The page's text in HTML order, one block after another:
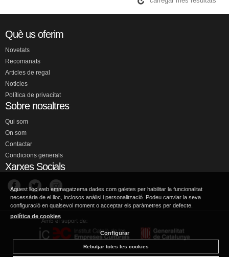
Què us oferim
Novetats
Recomanats
Articles de regal
Noticies
Política de privacitat
Sobre nosaltres
Qui som
On som
Contactar
Condicions generals
Xarxes Socials
Aquest lloc web emmagatzema dades com galetes per habilitar la funcionalitat
necessària de el lloc, inclosos anàlisi i personalització. Podeu canviar la seva
configuració en qualsevol moment o acceptar els paràmetres per defecte.
política de cookies
Configurar
Rebutjar totes les cookies